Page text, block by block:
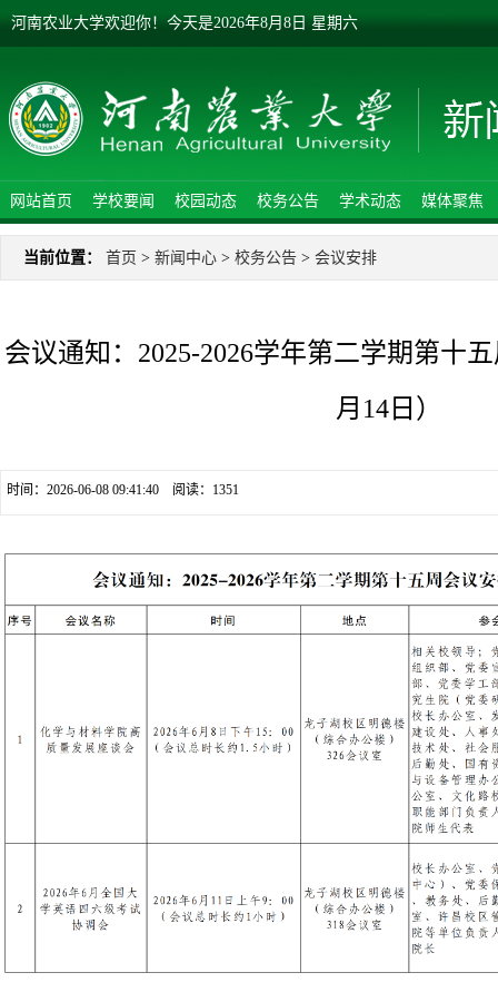
河南农业大学欢迎你！ 今天是2026年8月8日 星期六
网站首页 学校要闻 校园动态 校务公告 学术动态 媒体聚焦
当前位置： 首页 > 新闻中心 > 校务公告 > 会议安排
会议通知：2025-2026学年第二学期第十
月14日）
时间：2026-06-08 09:41:40 阅读： 1351